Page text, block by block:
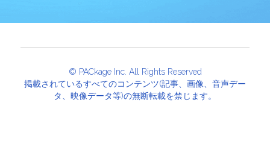
© PACkage Inc. All Rights Reserved
掲載されているすべてのコンテンツ(記事、画像、音声デー
タ、映像データ等)の無断転載を禁じます。